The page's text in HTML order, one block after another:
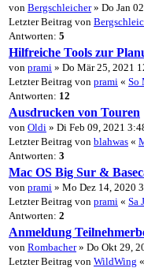
von Bergschleicher» Do Jan
Letzter Beitrag von
Antworten: 5
Hilfreiche Tools zur
von prami » Do Mär 25, 2021
Letzter Beitrag von prami « So
Antworten: 12
Ausdrucken von Touren
von Oldi » Di Feb 09, 2021
Letzter Beitrag von blahwas «
Antworten: 3
Mac OS Big Sur &
von prami » Mo Dez 14, 2020
Letzter Beitrag von prami « Sa
Antworten: 2
Anmeldung
von Rombacher» Do Okt 29,
Letzter Beitrag von WildWing «